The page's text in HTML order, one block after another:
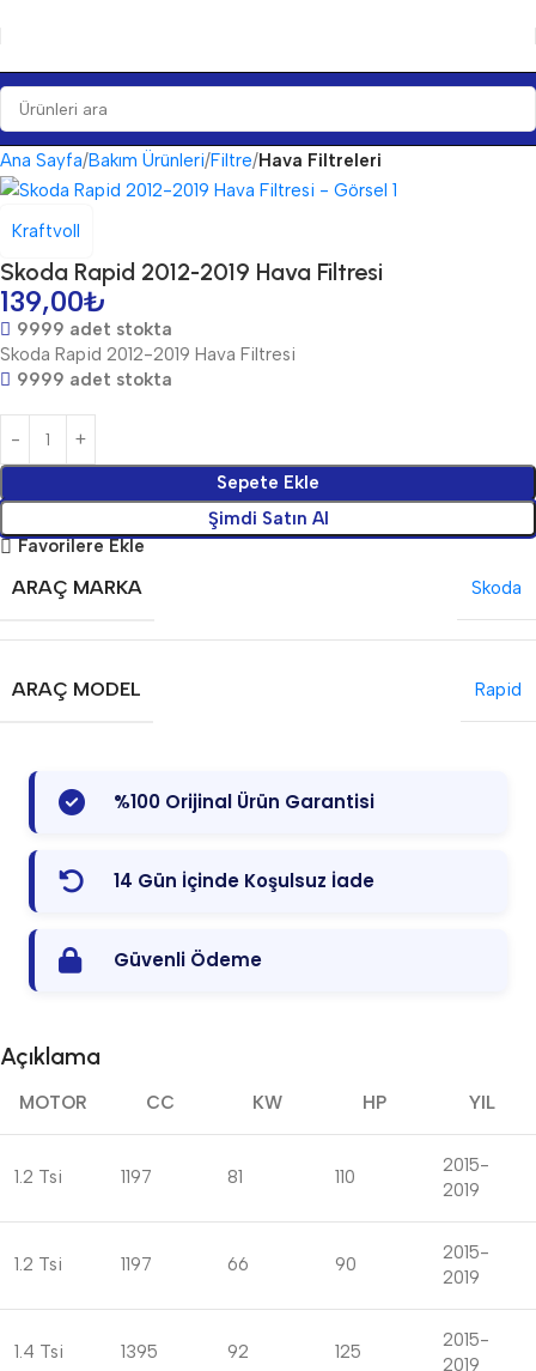
Ana Sayfa Bakım Ürünleri Filtre Hava Filtreleri
Kraftvoll
Skoda Rapid 2012-2019 Hava Filtresi
139,00₺
9999 adet stokta
Skoda Rapid 2012-2019 Hava Filtresi
9999 adet stokta
Sepete Ekle
Şimdi Satın Al
Favorilere Ekle
ARAÇ MARKA Skoda
ARAÇ MODEL Rapid
%100 Orijinal Ürün Garantisi
14 Gün İçinde Koşulsuz İade
Güvenli Ödeme
Açıklama
MOTOR CC KW HP YIL
1.2 Tsi 1197 81 110
2015-
2019
1.2 Tsi 1197 66 90
2015-
2019
1.4 Tsi 1395 92 125
2015-
2019